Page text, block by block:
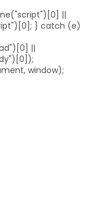
||
} catch (e)
||
window);